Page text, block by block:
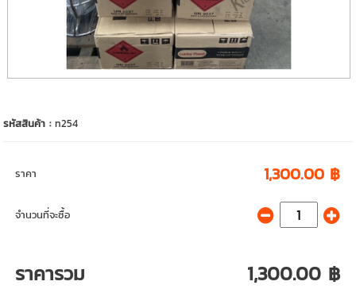
รหัสสินค้า :n254
ราคา 1,300.00 ฿
จำนวนที่จะซื้อ
ราคารวม 1,300.00 ฿